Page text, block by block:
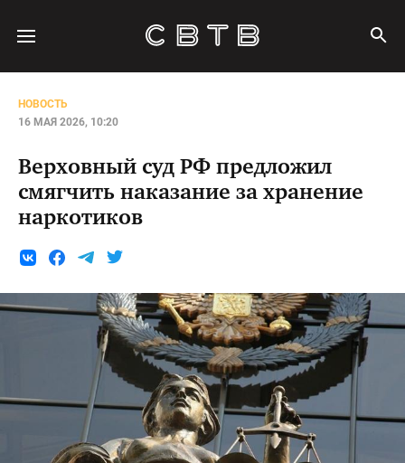
НОВОСТЬ
16 МАЯ 2026, 10:20
Верховный суд РФ предложил
смягчить наказание за хранение
наркотиков